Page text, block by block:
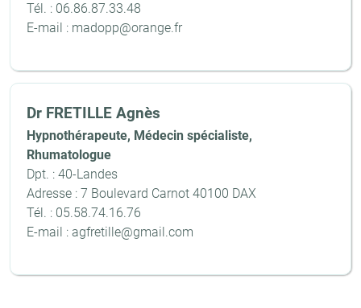
Tél. : 06.86.87.33.48
E-mail : madopp@orange.fr
Dr FRETILLE Agnès
Hypnothérapeute, Médecin spécialiste,
Rhumatologue
Dpt. : 40-Landes
Adresse : 7 Boulevard Carnot 40100 DAX
Tél. : 05.58.74.16.76
E-mail : agfretille@gmail.com